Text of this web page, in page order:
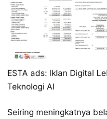
ESTA ads: Iklan Digital
Teknologi AI
Seiring meningkatnya